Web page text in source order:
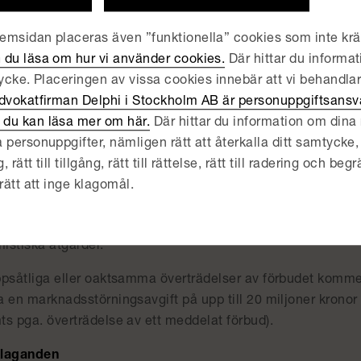
skillnad från det nuvarande systemet, där myndigheten
kommer Konkurrensverket nu själv att
förbud vid vite mot viss säljverksamhet eller vissa
för sina utredningar kommer Konkurrensverket även
om att en offentlig aktör, ett företag eller någon
handlingar eller annat material som behövs för
kalla personer till förhör om de kan antas ha relevant
tillhandahålla viss information gäller dock inte skriftliga
eller information av betydelse för Sveriges
åtgärder.
eller oaktsamma överträdelser av förbudet
en marknadsstörningsavgift på upp till 20 miljoner
pga. överträdelse av ett meddelat förbud).
placeras även ”funktionella” cookies som inte
du läsa om hur vi använder cookies. Där hittar du
Placeringen av vissa cookies innebär att vi
Delphi i Stockholm AB är
kan läsa mer om här. Där hittar du information om
personuppgifter, nämligen rätt att återkalla ditt
rätt till tillgång, rätt till rättelse, rätt till radering och
att inge klagomål.